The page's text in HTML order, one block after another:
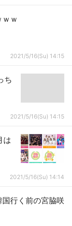
ｗ
2021/5/16(Su) 14:15
ち
2021/5/16(Su) 14:15
は
2021/5/16(Su) 14:14
行く前の宮脇咲